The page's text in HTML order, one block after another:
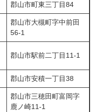
郡山市町東三丁目84
郡山市大槻町字中前田
56-1
郡山市駅前二丁目11-1
郡山市安積一丁目38
郡山市三穂田町富岡字
鹿ノ崎11-1